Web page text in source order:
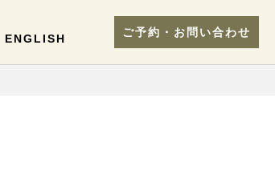
ENGLISH ご予約・お問い合わせ